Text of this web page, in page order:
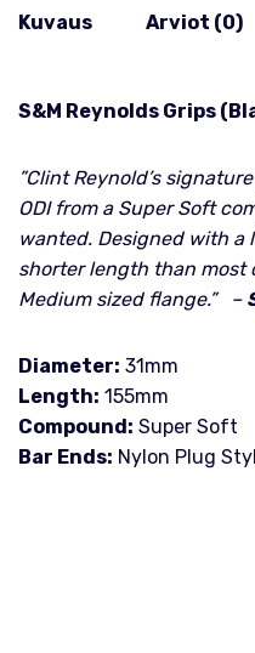
Kuvaus Arviot (0)
S&M Reynolds Grips
”Clint Reynold’s
ODI from a Super Soft
wanted. Designed with a
shorter length than most
Medium sized flange.” –
Diameter: 31mm
Length: 155mm
Compound: Super Soft
Bar Ends: Nylon Plug